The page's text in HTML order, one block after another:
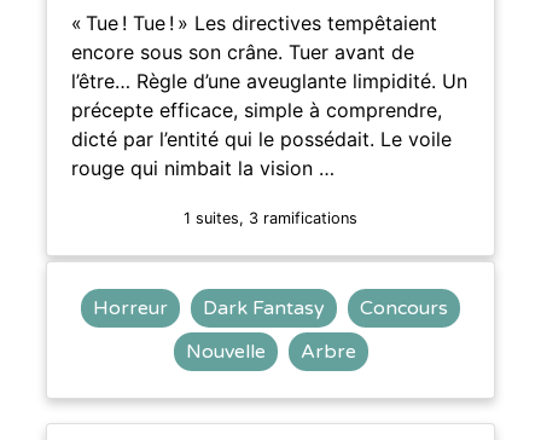
« Tue ! Tue ! » Les directives tempêtaient
encore sous son crâne. Tuer avant de
l’être… Règle d’une aveuglante limpidité. Un
précepte efficace, simple à comprendre,
dicté par l’entité qui le possédait. Le voile
rouge qui nimbait la vision …
1 suites, 3 ramifications
Horreur Dark Fantasy
Concours
Nouvelle
Arbre